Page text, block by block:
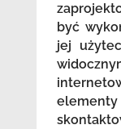
być
jej